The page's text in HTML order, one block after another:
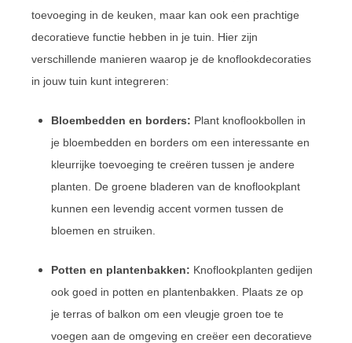
toevoeging in de keuken, maar kan ook een prachtige
decoratieve functie hebben in je tuin. Hier zijn
verschillende manieren waarop je de knoflookdecoraties
in jouw tuin kunt integreren:
Bloembedden en borders: Plant knoflookbollen in
je bloembedden en borders om een interessante en
kleurrijke toevoeging te creëren tussen je andere
planten. De groene bladeren van de knoflookplant
kunnen een levendig accent vormen tussen de
bloemen en struiken.
Potten en plantenbakken: Knoflookplanten gedijen
ook goed in potten en plantenbakken. Plaats ze op
je terras of balkon om een vleugje groen toe te
voegen aan de omgeving en creëer een decoratieve